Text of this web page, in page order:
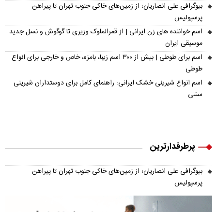
بیوگرافی علی انصاریان؛ از زمین‌های خاکی جنوب تهران تا پیراهن
پرسپولیس
اسم خواننده های زن ایرانی | از قمرالملوک وزیری تا گوگوش و نسل جدید
موسیقی ایران
اسم برای طوطی | بیش از ۳۰۰ اسم زیبا، بامزه، خاص و خارجی برای انواع
طوطی
اسم انواع شیرینی خشک ایرانی: راهنمای کامل برای دوستداران شیرینی
سنتی
پرطرفدارترین
بیوگرافی علی انصاریان؛ از زمین‌های خاکی جنوب تهران تا پیراهن
پرسپولیس